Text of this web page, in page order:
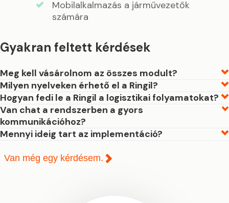
Mobilalkalmazás a járművezetők
számára
Gyakran feltett kérdések
Meg kell vásárolnom az összes modult?
Milyen nyelveken érhető el a Ringil?
Hogyan fedi le a Ringil a logisztikai folyamatokat?
Van chat a rendszerben a gyors
kommunikációhoz?
Mennyi ideig tart az implementáció?
Van még egy kérdésem.